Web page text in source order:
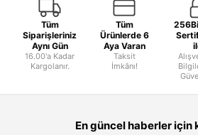
Tüm
Siparişleriniz
Aynı Gün
16.00'a Kadar
Kargolanır.
Tüm
Ürünlerde 6
Aya Varan
Taksit
İmkânı!
En güncel haberler için